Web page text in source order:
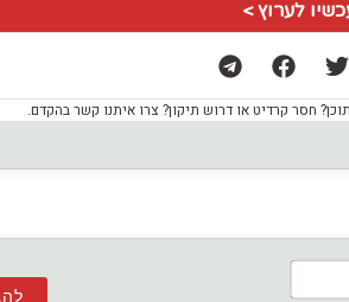
לערוץ >
חסר קרדיט או דרוש תיקון? צרו איתנו קשר בהקדם.